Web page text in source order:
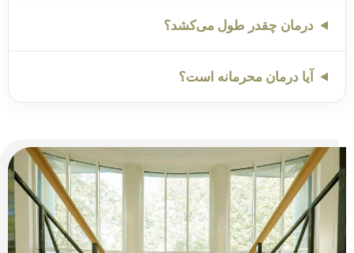
درمان چقدر طول می‌کشد؟
آیا درمان محرمانه است؟